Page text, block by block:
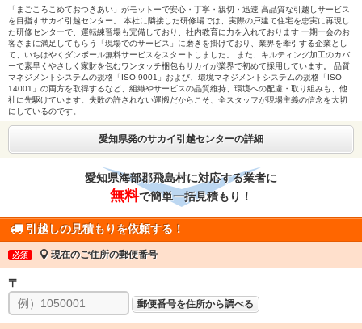
「まごころこめておつきあい」がモットーで安心・丁寧・親切・迅速 高品質な引越しサービス
を目指すサカイ引越センター。 本社に隣接した研修場では、実際の戸建て住宅を忠実に再現し
た研修センターで、運転練習場も完備しており、社内教育に力を入れております 一期一会のお
客さまに満足してもらう「現場でのサービス」に磨きを掛けており、業界を牽引する企業とし
て、いちはやくダンボール無料サービスをスタートしました。 また、キルティング加工のカバ
ーで素早くやさしく家財を包むワンタッチ梱包もサカイが業界で初めて採用しています。 品質
マネジメントシステムの規格「ISO 9001」および、環境マネジメントシステムの規格「ISO
14001」の両方を取得するなど、組織やサービスの品質維持、環境への配慮・取り組みも、他
社に先駆けています。失敗の許されない運搬だからこそ、全スタッフが現場主義の信念を大切
にしているのです。
愛知県発のサカイ引越センターの詳細
愛知県海部郡飛島村に対応する業者に
無料で簡単一括見積もり！
引越しの見積もりを依頼する！
必須 現在のご住所の郵便番号
〒
郵便番号を住所から調べる